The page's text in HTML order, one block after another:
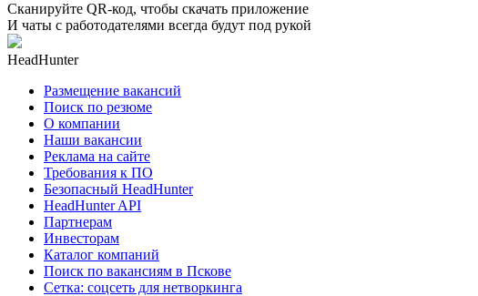
Сканируйте QR-код, чтобы скачать приложение
И чаты с работодателями всегда будут под рукой
HeadHunter
Размещение вакансий
Поиск по резюме
О компании
Наши вакансии
Реклама на сайте
Требования к ПО
Безопасный HeadHunter
HeadHunter API
Партнерам
Инвесторам
Каталог компаний
Поиск по вакансиям в Пскове
Сетка: соцсеть для нетворкинга